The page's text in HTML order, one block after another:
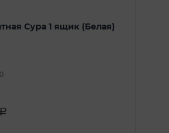
Сура 1 ящик (Белая)
a